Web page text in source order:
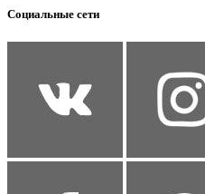
Социальные сети